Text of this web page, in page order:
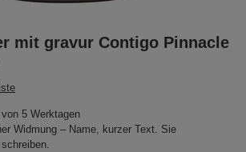
mit gravur Contigo Pinnacle
5 Werktagen
Widmung – Name, kurzer Text. Sie